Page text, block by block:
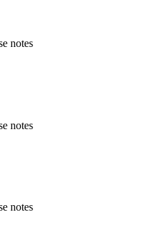
notes
notes
notes